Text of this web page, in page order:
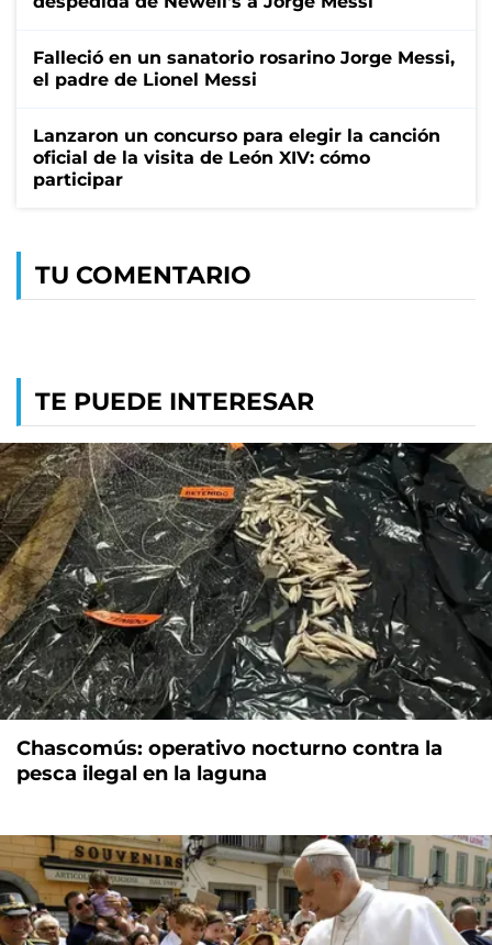
Falleció en un sanatorio rosarino Jorge Messi,
el padre de Lionel Messi
Lanzaron un concurso para elegir la canción
oficial de la visita de León XIV: cómo
participar
TU COMENTARIO
TE PUEDE INTERESAR
Chascomús: operativo nocturno contra la
pesca ilegal en la laguna